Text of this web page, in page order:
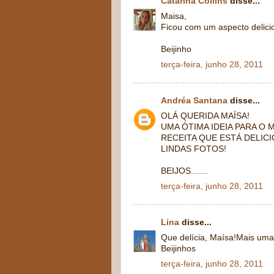
Maisa,
Ficou com um aspecto
Beijinho
terça-feira, junho 28, 2011
Andréa Santana disse...
OLÁ QUERIDA MAÍSA!
UMA ÓTIMA IDEIA PARA O
RECEITA QUE ESTÁ
LINDAS FOTOS!
BEIJOS.......
terça-feira, junho 28, 2011
Lina disse...
Que delícia, Maísa!Mais
Beijinhos
terça-feira, junho 28, 2011